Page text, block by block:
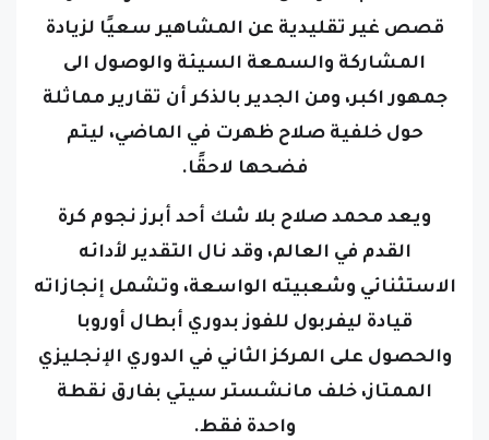
قصص غير تقليدية عن المشاهير سعيًا لزيادة
المشاركة والسمعة السيئة والوصول الى
جمهور اكبر، ومن الجدير بالذكر أن تقارير مماثلة
حول خلفية صلاح ظهرت في الماضي، ليتم
فضحها لاحقًا.
ويعد محمد صلاح بلا شك أحد أبرز نجوم كرة
القدم في العالم، وقد نال التقدير لأدائه
الاستثنائي وشعبيته الواسعة، وتشمل إنجازاته
قيادة ليفربول للفوز بدوري أبطال أوروبا
والحصول على المركز الثاني في الدوري الإنجليزي
الممتاز، خلف مانشستر سيتي بفارق نقطة
واحدة فقط.